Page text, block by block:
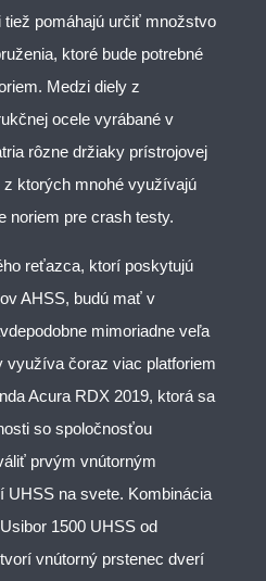
pomáhajú určiť množstvo
ktoré bude potrebné
Medzi diely z
ocele vyrábané v
rôzne držiaky prístrojovej
ktorých mnohé využívajú
noriem pre crash testy.
reťazca, ktorí poskytujú
AHSS, budú mať v
mimoriadne veľa
využíva čoraz viac platforiem
Acura RDX 2019, ktorá sa
so spoločnosťou
prvým vnútorným
na svete. Kombinácia
1500 UHSS od
vnútorný prstenec dverí